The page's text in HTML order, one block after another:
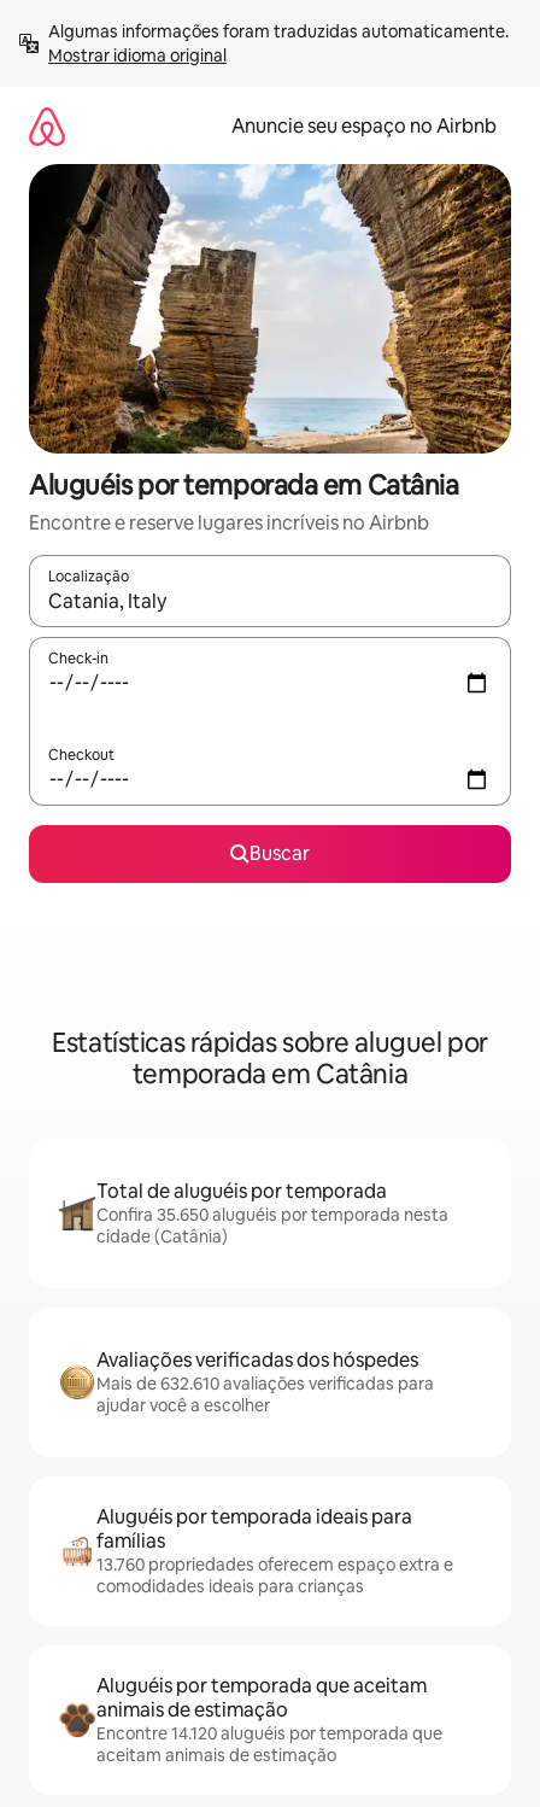
para
Mostrar idioma original
Anuncie seu espaço no Airbnb
Aluguéis por temporada em Catânia
Encontre e reserve lugares incríveis no Airbnb
Localização
Quando os resultados estiverem disponíveis, explore-os
Check-in
Checkout
Buscar
Estatísticas rápidas sobre aluguel por
temporada em Catânia
Total de aluguéis por temporada
Confira 35.650 aluguéis por temporada nesta
cidade (Catânia)
Avaliações verificadas dos hóspedes
Mais de 632.610 avaliações verificadas para
ajudar você a escolher
Aluguéis por temporada ideais para
famílias
13.760 propriedades oferecem espaço extra e
comodidades ideais para crianças
Aluguéis por temporada que aceitam
animais de estimação
Encontre 14.120 aluguéis por temporada que
aceitam animais de estimação